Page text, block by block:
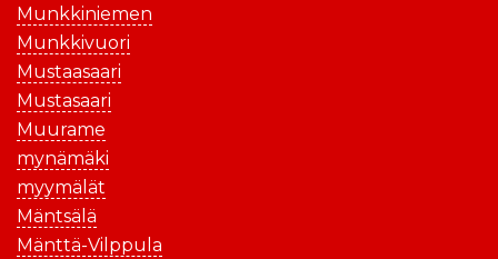
Munkkiniemen
Munkkivuori
Mustaasaari
Mustasaari
Muurame
mynämäki
myymälät
Mäntsälä
Mänttä-Vilppula